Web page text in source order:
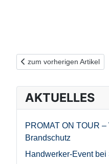
Vorheriger Beitrag: Unser
zum vorherigen Artikel
AKTUELLES
PROMAT ON TOUR
Brandschutz
Handwerker-Event